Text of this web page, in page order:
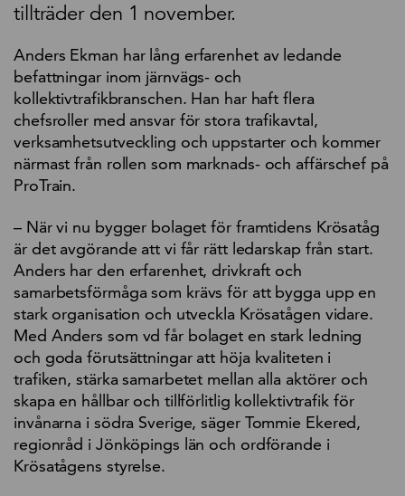
tillträder den 1 november.
Anders Ekman har lång erfarenhet av ledande
befattningar inom järnvägs- och
kollektivtrafikbranschen. Han har haft flera
chefsroller med ansvar för stora trafikavtal,
verksamhetsutveckling och uppstarter och kommer
närmast från rollen som marknads- och affärschef på
ProTrain.
– När vi nu bygger bolaget för framtidens Krösatåg
är det avgörande att vi får rätt ledarskap från start.
Anders har den erfarenhet, drivkraft och
samarbetsförmåga som krävs för att bygga upp en
stark organisation och utveckla Krösatågen vidare.
Med Anders som vd får bolaget en stark ledning
och goda förutsättningar att höja kvaliteten i
trafiken, stärka samarbetet mellan alla aktörer och
skapa en hållbar och tillförlitlig kollektivtrafik för
invånarna i södra Sverige, säger Tommie Ekered,
regionråd i Jönköpings län och ordförande i
Krösatågens styrelse.